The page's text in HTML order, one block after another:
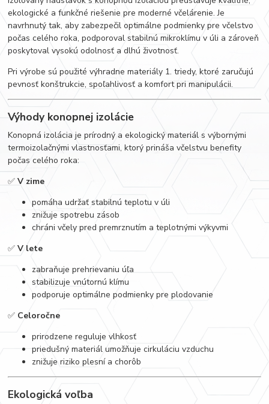
ekologické a funkčné riešenie pre moderné včelárenie. Je
navrhnutý tak, aby zabezpečil optimálne podmienky pre včelstvo
počas celého roka, podporoval stabilnú mikroklímu v úli a zároveň
poskytoval vysokú odolnosť a dlhú životnosť.
Pri výrobe sú použité výhradne materiály 1. triedy, ktoré zaručujú
pevnosť konštrukcie, spoľahlivosť a komfort pri manipulácii.
Výhody konopnej izolácie
Konopná izolácia je prírodný a ekologický materiál s výbornými
termoizolačnými vlastnosťami, ktorý prináša včelstvu benefity
počas celého roka:
✅V zime
pomáha udržať stabilnú teplotu v úli
znižuje spotrebu zásob
chráni včely pred premrznutím a teplotnými výkyvmi
✅V lete
zabraňuje prehrievaniu úľa
stabilizuje vnútornú klímu
podporuje optimálne podmienky pre plodovanie
✅ Celoročne
prirodzene reguluje vlhkosť
priedušný materiál umožňuje cirkuláciu vzduchu
znižuje riziko plesní a chorôb
Ekologická voľba